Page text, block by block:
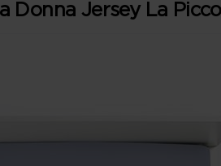
Donna Jersey La